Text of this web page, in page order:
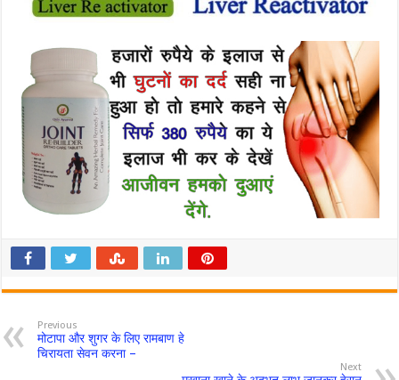
Previous
मोटापा और शुगर के लिए रामबाण हे
चिरायता सेवन करना –
Next